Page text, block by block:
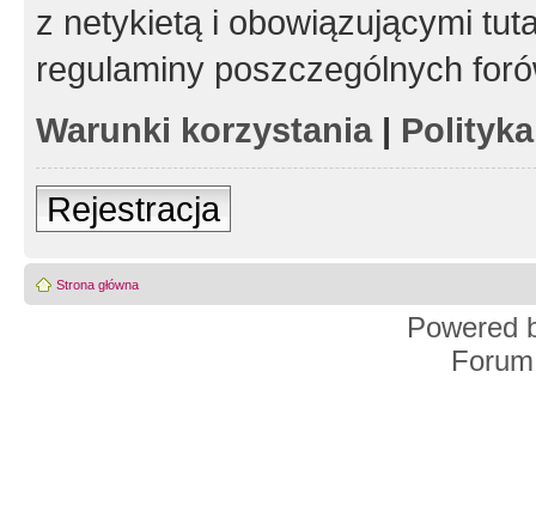
z netykietą i obowiązującymi
regulaminy poszczególnych
Warunki korzystania|
Rejestracja
Strona główna
Powered